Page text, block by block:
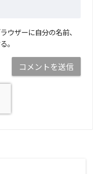
ウザーに自分の名前、
。